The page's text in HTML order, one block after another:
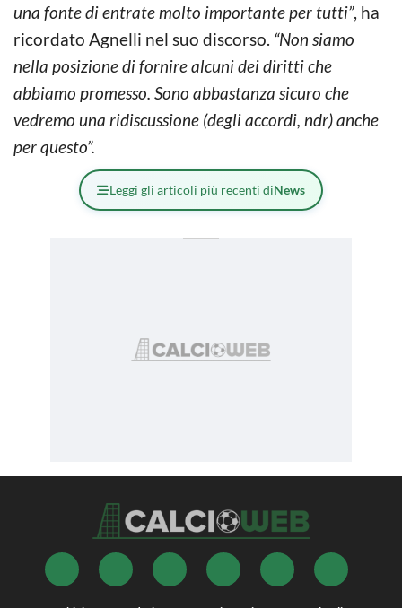
una fonte di entrate molto importante per tutti”, ha
ricordato Agnelli nel suo discorso. “Non siamo
nella posizione di fornire alcuni dei diritti che
abbiamo promesso. Sono abbastanza sicuro che
vedremo una ridiscussione (degli accordi, ndr) anche
per questo”.
Leggi gli articoli più recenti diNews